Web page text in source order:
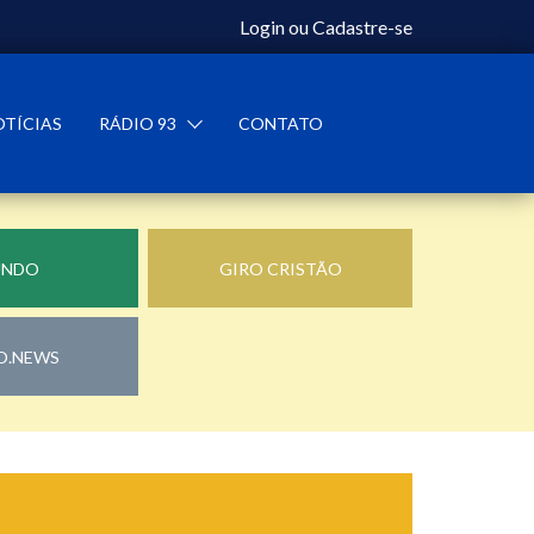
LoginouCadastre-se
RÁDIO 93 CONTATO
GIRO CRISTÃO